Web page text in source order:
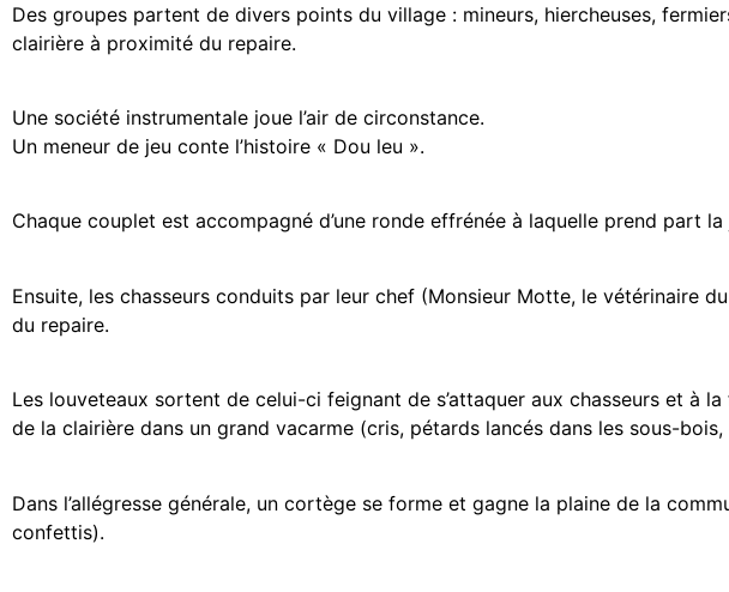
Des groupes partent de divers points du village : mineurs, hiercheuses,
clairière à proximité du repaire.
Une société instrumentale joue l’air de circonstance.
Un meneur de jeu conte l’histoire « Dou leu ».
Chaque couplet est accompagné d’une ronde effrénée à laquelle prend part
Ensuite, les chasseurs conduits par leur chef (Monsieur Motte, le vétérinaire
du repaire.
Les louveteaux sortent de celui-ci feignant de s’attaquer aux chasseurs et à
de la clairière dans un grand vacarme (cris, pétards lancés dans les sous-bois,
Dans l’allégresse générale, un cortège se forme et gagne la plaine de la
confettis).